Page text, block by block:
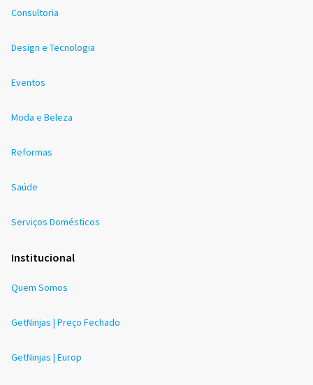
Consultoria
Design e Tecnologia
Eventos
Moda e Beleza
Reformas
Saúde
Serviços Domésticos
Institucional
Quem Somos
GetNinjas | Preço Fechado
GetNinjas | Europ